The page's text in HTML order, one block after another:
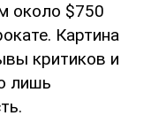
около $750
Картина
критиков и
лишь